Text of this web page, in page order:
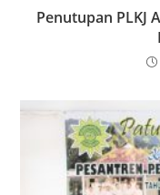
Penutupan PLKJ